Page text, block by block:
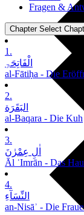
Fragen &
Chapter Select
1.
الْفَاتِحَۃِ
al-Fātiḥa - Die
2.
البَقَرَة
al-Baqara - Die Kuh
3.
اٰلِ عِمْرٰنَ
Āl ʿImrān - Das
4.
النِّسَآءِ
an-Nisāʾ - Die